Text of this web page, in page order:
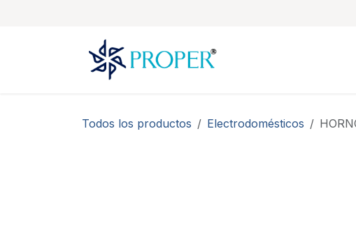
Todos los productos Electrodomésticos